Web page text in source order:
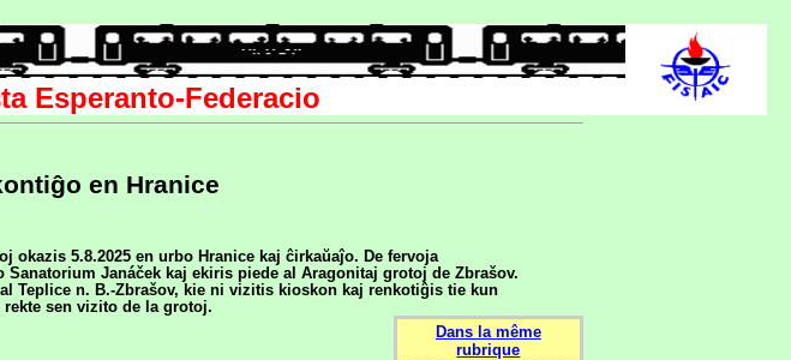
Esperanto-Federacio
en Hranice
okazis 5.8.2025 en urbo Hranice kaj ĉirkaŭaĵo. De fervoja
Janáček kaj ekiris piede al Aragonitaj grotoj de Zbrašov.
Teplice n. B.-Zbrašov, kie ni vizitis kioskon kaj renkotiĝis tie kun
sen vizito de la grotoj.
Dans la même
rubrique